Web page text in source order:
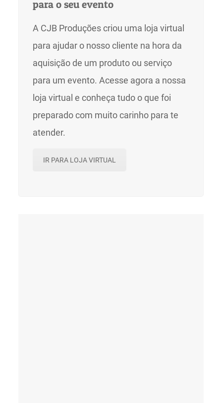
para o seu evento
A CJB Produções criou uma loja virtual
para ajudar o nosso cliente na hora da
aquisição de um produto ou serviço
para um evento. Acesse agora a nossa
loja virtual e conheça tudo o que foi
preparado com muito carinho para te
atender.
IR PARA LOJA VIRTUAL